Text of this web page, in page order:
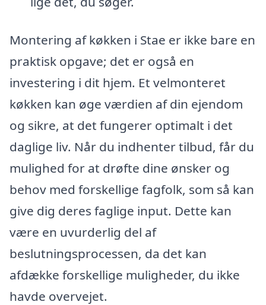
Montering af køkken i Stae er ikke bare en
praktisk opgave; det er også en
investering i dit hjem. Et velmonteret
køkken kan øge værdien af din ejendom
og sikre, at det fungerer optimalt i det
daglige liv. Når du indhenter tilbud, får du
mulighed for at drøfte dine ønsker og
behov med forskellige fagfolk, som så kan
give dig deres faglige input. Dette kan
være en uvurderlig del af
beslutningsprocessen, da det kan
afdække forskellige muligheder, du ikke
havde overvejet.